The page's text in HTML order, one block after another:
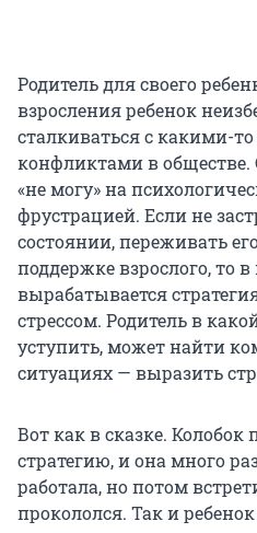
Родитель для своего
взросления ребенок
сталкиваться с какими-
конфликтами в обществе.
«не могу» на
фрустрацией. Если не
состоянии, переживать
поддержке взрослого, то в
вырабатывается
стрессом. Родитель в
уступить, может найти
ситуациях — выразить
Вот как в сказке. Колобок
стратегию, и она много
работала, но потом
прокололся. Так и